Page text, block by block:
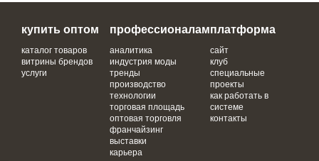
купить оптом
каталог товаров
витрины брендов
услуги
профессионалам
аналитика
индустрия моды
тренды
производство
технологии
торговая площадь
оптовая торговля
франчайзинг
выставки
карьера
платформа
сайт
клуб
специальные
проекты
как работать в
системе
контакты